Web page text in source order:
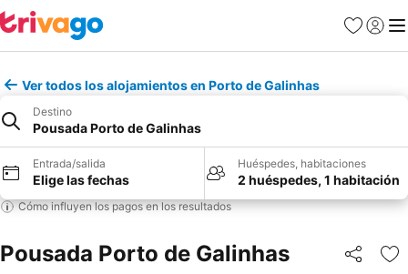
Favoritos
Iniciar
Ver todos los alojamientos en Porto de Galinhas
Destino
Pousada Porto de Galinhas
Entrada/salida
Elige las fechas
Huéspedes, habitaciones
2 huéspedes, 1 habitación
Cómo influyen los pagos en los resultados
Pousada Porto de Galinhas Compartir